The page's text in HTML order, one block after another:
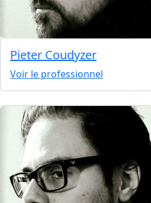
Pieter Coudyzer
Voir le professionnel